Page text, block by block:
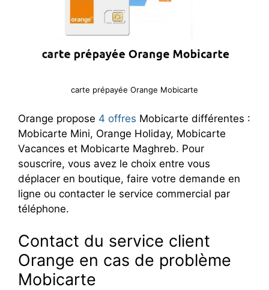
carte prépayée Orange Mobicarte
Orange propose 4 offres Mobicarte différentes :
Mobicarte Mini, Orange Holiday, Mobicarte
Vacances et Mobicarte Maghreb. Pour
souscrire, vous avez le choix entre vous
déplacer en boutique, faire votre demande en
ligne ou contacter le service commercial par
téléphone.
Contact du service client
Orange en cas de problème
Mobicarte